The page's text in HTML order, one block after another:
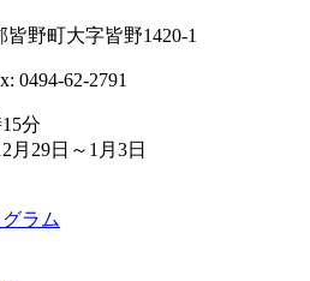
皆野町大字皆野1420-1
62-2791
分
月29日～1月3日
ラム